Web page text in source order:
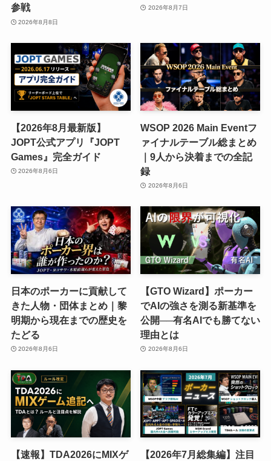
参戦
2026年8月8日
2026年8月7日
【2026年8月最新版】
JOPT公式アプリ『JOPT
Games』完全ガイド
2026年8月6日
WSOP 2026 Main Eventフ
ァイナルテーブル総まとめ
｜9人から決着までの全記
録
2026年8月6日
日本のポーカーに貢献して
きた人物・団体まとめ｜黎
明期から現在までの歴史を
たどる
2026年8月6日
【GTO Wizard】ポーカー
でAIの強さを測る新基準を
公開──有名AIでも勝てない
理由とは
2026年8月6日
【速報】TDA2026にMIXゲ
【2026年7月総集編】注目